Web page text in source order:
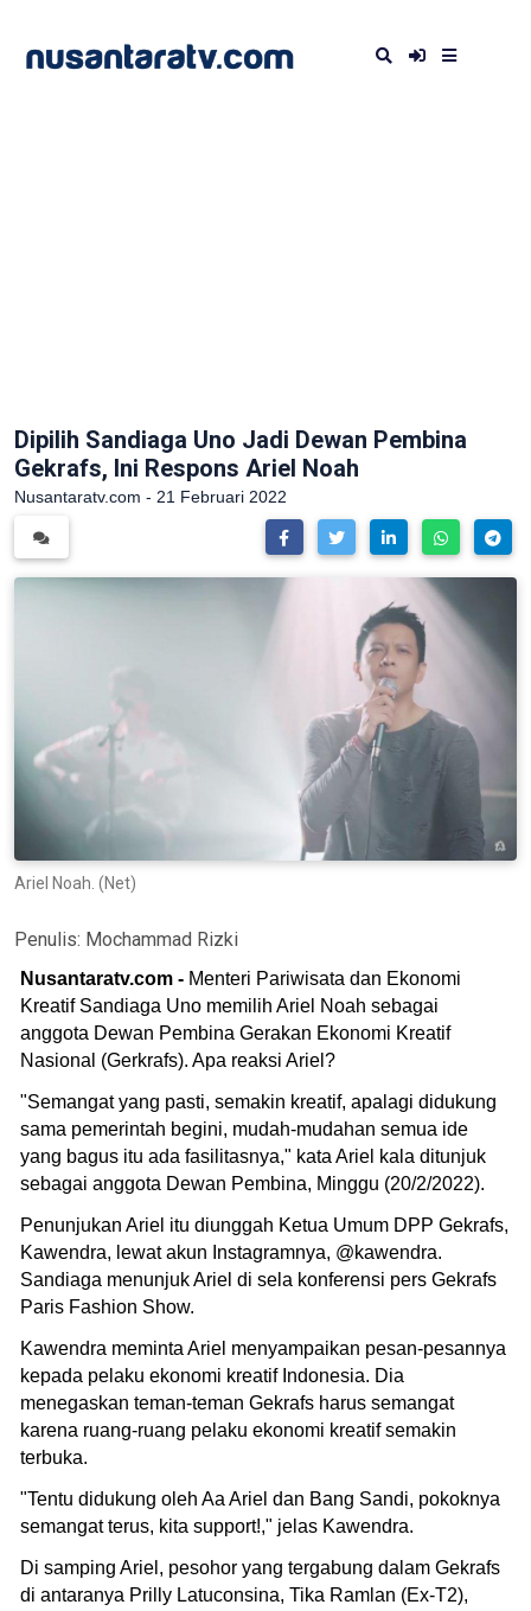
Dipilih Sandiaga Uno Jadi Dewan Pembina
Gekrafs, Ini Respons Ariel Noah
Nusantaratv.com - 21 Februari 2022
Ariel Noah. (Net)
Penulis: Mochammad Rizki
Nusantaratv.com - Menteri Pariwisata dan Ekonomi
Kreatif Sandiaga Uno memilih Ariel Noah sebagai
anggota Dewan Pembina Gerakan Ekonomi Kreatif
Nasional (Gerkrafs). Apa reaksi Ariel?
"Semangat yang pasti, semakin kreatif, apalagi didukung
sama pemerintah begini, mudah-mudahan semua ide
yang bagus itu ada fasilitasnya," kata Ariel kala ditunjuk
sebagai anggota Dewan Pembina, Minggu (20/2/2022).
Penunjukan Ariel itu diunggah Ketua Umum DPP Gekrafs,
Kawendra, lewat akun Instagramnya, @kawendra.
Sandiaga menunjuk Ariel di sela konferensi pers Gekrafs
Paris Fashion Show.
Kawendra meminta Ariel menyampaikan pesan-pesannya
kepada pelaku ekonomi kreatif Indonesia. Dia
menegaskan teman-teman Gekrafs harus semangat
karena ruang-ruang pelaku ekonomi kreatif semakin
terbuka.
"Tentu didukung oleh Aa Ariel dan Bang Sandi, pokoknya
semangat terus, kita support!," jelas Kawendra.
Di samping Ariel, pesohor yang tergabung dalam Gekrafs
di antaranya Prilly Latuconsina, Tika Ramlan (Ex-T2),